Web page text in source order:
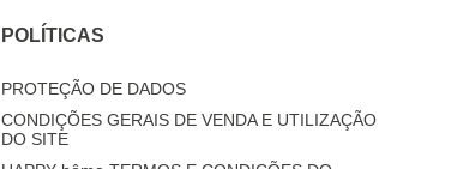
POLÍTICAS
PROTEÇÃO DE DADOS
CONDIÇÕES GERAIS DE VENDA E UTILIZAÇÃO
DO SITE